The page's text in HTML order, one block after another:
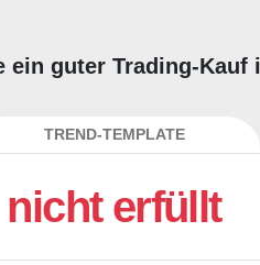
guter Trading-
TREND-TEMPLATE
nicht erfüllt